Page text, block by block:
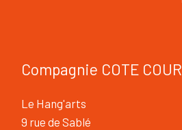
Compagnie COTE COUR
Le Hang'arts
9 rue de Sablé